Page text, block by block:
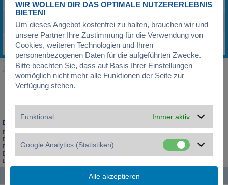
Antworten:1
Schallboden Blech fur Hanhart Sans.souci
Letzter Beitrag vonJLC«01.03.2021, 19:40
Antworten: 4
Omega Speedmaster 3760822 "Holy Grail"
Letzter Beitrag von Speedy4ever«16.02.2021, 10:31
Neues Thema
316 Themen Seite1von7
1 2 3 4 5 7
BERECHTIGUNGEN IN DIESEM FORUM
Du darfstkeineneuen Themen in diesem Forum erstellen.
Du darfst
Du darfst deine Beiträge in diesem Forumnicht
Du darfst deine Beiträge in diesem Forum
Du darfst
Foren-Übersicht
WIR WOLLEN DIR DAS OPTIMALE NUTZERERLEBNIS
BIETEN!
Um dieses Angebot kostenfrei zu halten, brauchen wir und
unsere Partner Ihre Zustimmung für die Verwendung von
Cookies, weiteren Technologien und Ihren
personenbezogenen Daten für die aufgeführten Zwecke.
Bitte beachten Sie, dass auf Basis Ihrer Einstellungen
womöglich nicht mehr alle Funktionen der Seite zur
Verfügung stehen.
Funktional Immer aktiv
Google Analytics (Statistiken)